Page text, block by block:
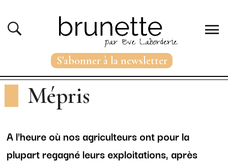
Mépris
A l'heure où nos agriculteurs ont pour la
plupart regagné leurs exploitations, après
S'abonner à la newsletter